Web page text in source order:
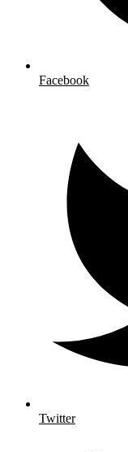
Facebook
Twitter